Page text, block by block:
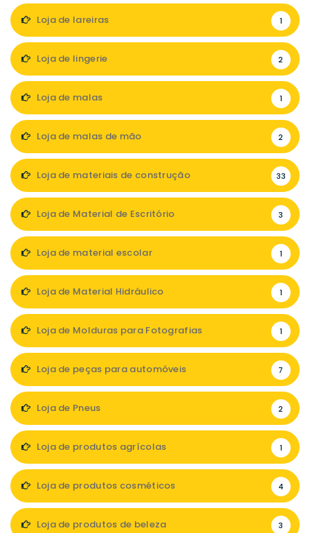
Loja de lareiras 1
Loja de lingerie 2
Loja de malas 1
Loja de malas de mão 2
Loja de materiais de construção 33
Loja de Material de Escritório 3
Loja de material escolar 1
Loja de Material Hidráulico 1
Loja de Molduras para Fotografias 1
Loja de peças para automóveis 7
Loja de Pneus 2
Loja de produtos agrícolas 1
Loja de produtos cosméticos 4
Loja de produtos de beleza 3